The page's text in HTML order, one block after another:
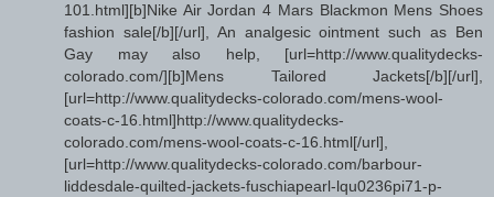
101.html][b]Nike Air Jordan 4 Mars Blackmon Mens Shoes
fashion sale[/b][/url], An analgesic ointment such as Ben
Gay may also help, [url=http://www.qualitydecks-
colorado.com/][b]Mens Tailored Jackets[/b][/url],
[url=http://www.qualitydecks-colorado.com/mens-wool-
coats-c-16.html]http://www.qualitydecks-
colorado.com/mens-wool-coats-c-16.html[/url],
[url=http://www.qualitydecks-colorado.com/barbour-
liddesdale-quilted-jackets-fuschiapearl-lqu0236pi71-p-